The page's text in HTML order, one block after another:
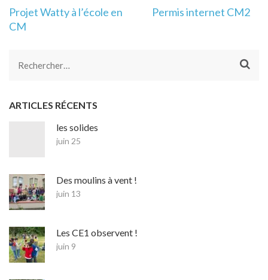
Navigation
de
Projet Watty à l’école en
CM
Permis internet CM2
Rechercher :
ARTICLES RÉCENTS
les solides
juin 25
Des moulins à vent !
juin 13
Les CE1 observent !
juin 9